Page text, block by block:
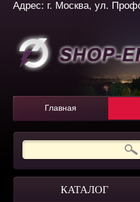
Адрес: г. Москва, ул.
Главная
КАТАЛОГ